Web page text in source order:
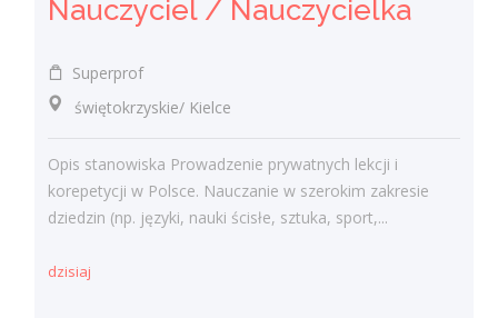
Nauczyciel / Nauczycielka
Superprof
świętokrzyskie/ Kielce
Opis stanowiska Prowadzenie prywatnych lekcji i
korepetycji w Polsce. Nauczanie w szerokim zakresie
dziedzin (np. języki, nauki ścisłe, sztuka, sport,...
dzisiaj